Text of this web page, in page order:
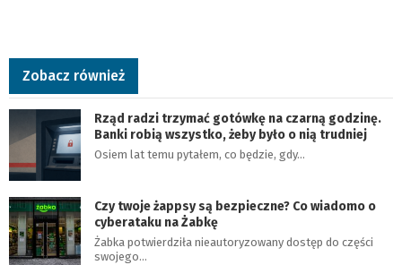
Zobacz również
Rząd radzi trzymać gotówkę na czarną godzinę.
Banki robią wszystko, żeby było o nią trudniej
Osiem lat temu pytałem, co będzie, gdy…
Czy twoje żappsy są bezpieczne? Co wiadomo o
cyberataku na Żabkę
Żabka potwierdziła nieautoryzowany dostęp do części
swojego…